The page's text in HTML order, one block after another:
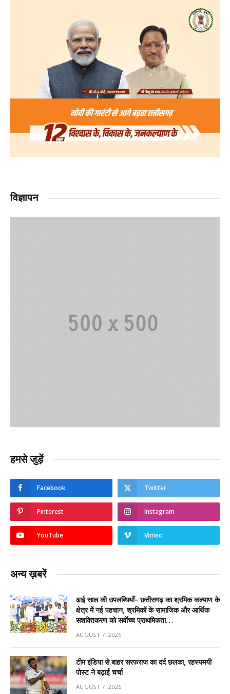
विज्ञापन
हमसे जुड़ें
Facebook Twitter
Pinterest Instagram
YouTube Vimeo
अन्य ख़बरें
ढाई साल की उपलब्धियाँ- छत्तीसगढ़ का श्रमिक कल्याण के
क्षेत्र में नई पहचान, श्रमिकों के सामाजिक और आर्थिक
सशक्तिकरण को सर्वाेच्च प्राथमिकता…
AUGUST 7, 2026
टीम इंडिया से बाहर सरफराज का दर्द छलका, रहस्यमयी
पोस्ट ने बढ़ाई चर्चा
AUGUST 7, 2026